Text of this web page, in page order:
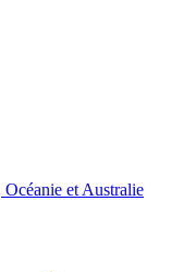
Océanie et Australie